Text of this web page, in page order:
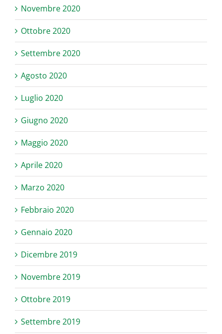
Novembre 2020
Ottobre 2020
Settembre 2020
Agosto 2020
Luglio 2020
Giugno 2020
Maggio 2020
Aprile 2020
Marzo 2020
Febbraio 2020
Gennaio 2020
Dicembre 2019
Novembre 2019
Ottobre 2019
Settembre 2019